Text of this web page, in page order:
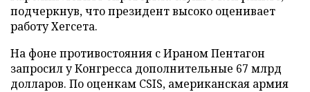
подчеркнув, что президент высоко оценивает
работу Хегсета.
На фоне противостояния с Ираном Пентагон
запросил у Конгресса дополнительные 67 млрд
долларов. По оценкам CSIS, американская армия